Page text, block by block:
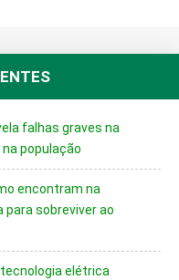
falhas graves na
população
encontram na
para sobreviver ao
elétrica